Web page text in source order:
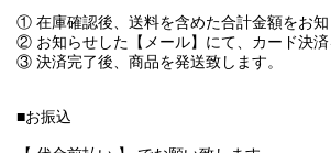
① 在庫確認後、送料を含めた合計金額をお知
② お知らせした【メール】にて、カード決済
③ 決済完了後、商品を発送致します。
■お振込